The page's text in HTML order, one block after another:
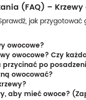
(FAQ) – Krzewy
jak
owocowe?
owocowe? Czy
po
owocować?
aby mieć owoce?